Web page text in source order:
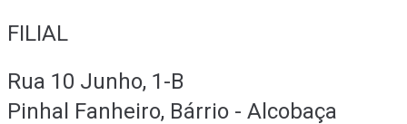
FILIAL
Rua 10 Junho, 1-B
Pinhal Fanheiro, Bárrio - Alcobaça